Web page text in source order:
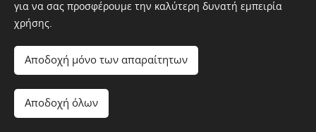
This website is owned by:
fageli.gr@gmail.com
για να σας προσφέρουμε την καλύτερη δυνατή εμπειρία
χρήσης.
Αποδοχή μόνο των απαραίτητων
Αποδοχή όλων